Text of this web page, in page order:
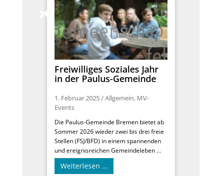
Freiwilliges Soziales Jahr
in der Paulus-Gemeinde
1. Februar 2025/Allgemein, MV-
Events
Die Paulus-Gemeinde Bremen bietet ab
Sommer 2026 wieder zwei bis drei freie
Stellen (FSJ/BFD) in einem spannenden
und ereignisreichen Gemeindeleben ...
Weiterlesen …